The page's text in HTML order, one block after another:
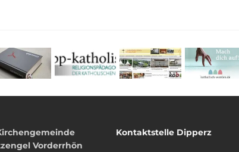
Vorderrhön
Kontaktstelle Dipperz